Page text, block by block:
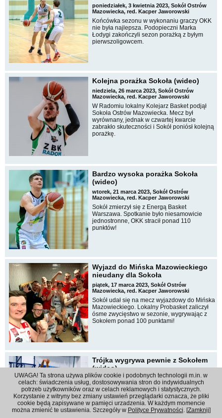
poniedziałek, 3 kwietnia 2023, Sokół Ostrów
Mazowiecka, red. Kacper Jaworowski
Końcówka sezonu w wykonaniu graczy OKK
nie była najlepsza. Podopieczni Marka
Łodygi zakończyli sezon porażką z byłym
pierwszoligowcem.
Kolejna porażka Sokoła (wideo)
niedziela, 26 marca 2023, Sokół Ostrów
Mazowiecka, red. Kacper Jaworowski
W Radomiu lokalny Kolejarz Basket podjął
Sokoła Ostrów Mazowiecka. Mecz był
wyrównany, jednak w czwartej kwarcie
zabrakło skuteczności i Sokół poniósł kolejną
porażkę.
Bardzo wysoka porażka Sokoła
(wideo)
wtorek, 21 marca 2023, Sokół Ostrów
Mazowiecka, red. Kacper Jaworowski
Sokół zmierzył się z Energą Basket
Warszawa. Spotkanie było niesamowicie
jednostronne, OKK stracił ponad 110
punktów!
Wyjazd do Mińska Mazowieckiego
nieudany dla Sokoła
piątek, 17 marca 2023, Sokół Ostrów
Mazowiecka, red. Kacper Jaworowski
Sokół udał się na mecz wyjazdowy do Mińska
Mazowieckiego. Lokalny Probasket zaliczył
ósme zwycięstwo w sezonie, wygrywając z
Sokołem ponad 100 punktami!
Trójka wygrywa pewnie z Sokołem
(wideo)
wtorek, 14 marca 2023, Sokół Ostrów
Mazowiecka, red. Kacper Jaworowski
Wyjazdowy mecz zakończył się porażką
Sokoła. Gospodarze zdominowali wszystkie
aspekty gry.
UWAGA! Ta strona używa plików cookie i podobnych technologii m.in. w
celach: świadczenia usług, dostosowywania stron do indywidualnych
potrzeb użytkowników oraz w celach reklamowych i statystycznych.
Korzystanie z witryny bez zmiany ustawień przeglądarki oznacza, że pliki
cookie będą zapisywane w pamięci urzadzenia. W każdym momencie
można zmienić te ustawienia. Szczegóły w Polityce Prywatności. [Zamknij]